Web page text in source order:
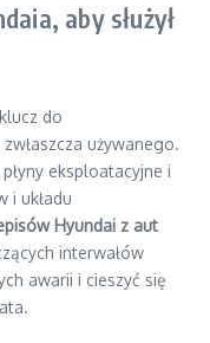
aby służył
do
używanego.
eksploatacyjne i
i układu
Hyundai z aut
interwałów
awarii i cieszyć się